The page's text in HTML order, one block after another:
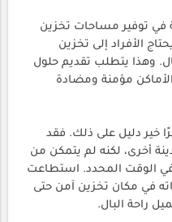
في توفير مساحات تخزين
الأفراد إلى تخزين
وهذا يتطلب تقديم حلول
الأماكن مؤمنة ومضادة
خير دليل على ذلك. فقد
أخرى، لكنه لم يتمكن من
في الوقت المحدد. استطاعت
في مكان تخزين آمن حتى
راحة البال.